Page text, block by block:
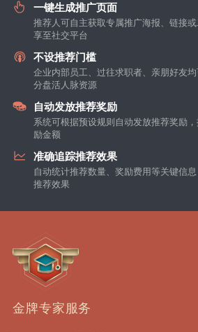
一键生成推广页面
推荐人可自主获取专属推广海报、链接
享至社交平台
不设推荐门槛
企业内部员工、过往求职者、亲朋好友
分盘活人脉资源
自动发放推荐奖励
系统可根据预设规则自动发放推荐奖励
励金额
准确追踪推荐效果
自动统计推荐数量、奖励费用等关键信
推荐效果
金牌专家服务